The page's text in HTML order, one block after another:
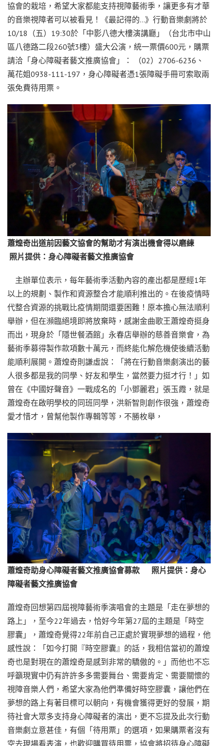
協會的栽培，希望大家都能支持視障藝術季，讓更多有才華
的音樂視障者可以被看見！《最記得的…》行動音樂劇將於
10/18（五）19:30於「中影八德大樓演講廳」（台北市中山
區八德路二段260號3樓）盛大公演，統一票價600元，購票
請洽「身心障礙者藝文推廣協會」： （02）2706-6236、
萬花姐0938-111-197，身心障礙者憑1張障礙手冊可索取兩
張免費待用票。
蕭煌奇出道前因藝文協會的幫助才有演出機會得以磨練
照片提供：身心障礙者藝文推廣協會
主辦單位表示，每年藝術季活動內容的產出都是歷經1年
以上的規劃、製作和資源整合才能順利推出的。在後疫情時
代整合資源的挑戰比疫情期間還要困難！原本擔心無法順利
舉辦，但在瀕臨絕境即將放棄時，感謝金曲歌王蕭煌奇挺身
而出，現身於「隱世餐酒館」永春店舉辦的慈善音樂會，為
藝術季募得製作款項數十萬元，而終能化解危機使後續活動
能順利展開。蕭煌奇則謙虛說：「將在行動音樂劇演出的藝
人很多都是我的同學、好友和學生，當然要力挺才行！」如
曾在《中國好聲音》一戰成名的「小鄧麗君」張玉霞，就是
蕭煌奇在啟明學校的同班同學，洪新智則創作很強，蕭煌奇
愛才惜才，曾幫他製作專輯等等，不勝枚舉，
蕭煌奇助身心障礙者藝文推廣協會募款 照片提供：身心
障礙者藝文推廣協會
蕭煌奇回想第四屆視障藝術季演唱會的主題是「走在夢想的
路上」，至今22年過去，恰好今年第27屆的主題是「時空
膠囊」，蕭煌奇覺得22年前自己正處於實現夢想的過程，他
感性說：「如今打開『時空膠囊』的話，我相信當初的蕭煌
奇也是對現在的蕭煌奇是感到非常的驕傲的。」而他也不忘
呼籲現實中仍有許許多多需要舞台、需要肯定、需要關懷的
視障音樂人們，希望大家為他們準備好時空膠囊，讓他們在
夢想的路上有著目標可以朝向，有機會獲得更好的發展，期
待社會大眾多支持身心障礙者的演出，更不忘提及此次行動
音樂劇立意甚佳，有個「待用票」的選項，如果購票者沒有
空去現場看表演，也歡迎購買待用票，協會將招待身心障礙